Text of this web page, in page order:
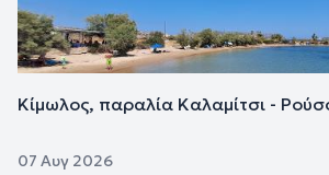
Κίμωλος, παραλία Καλαμίτσι -
07 Αυγ 2026